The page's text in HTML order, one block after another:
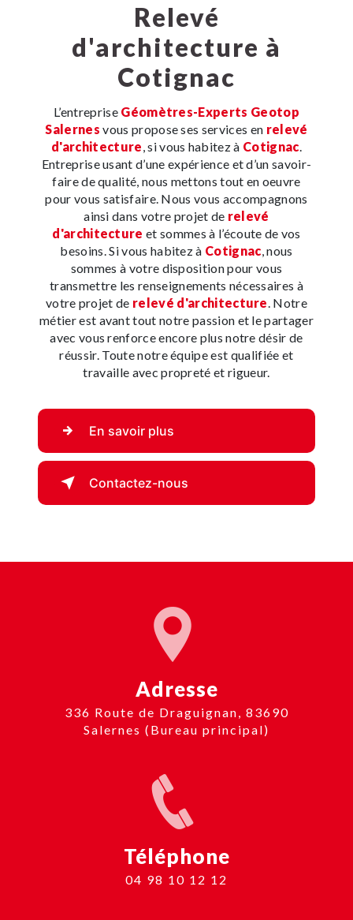
relevé
d'architecture à
Cotignac
L’entreprise Géomètres-Experts Geotop
Salernes vous propose ses services en relevé
d'architecture , si vous habitez à Cotignac
Entreprise usant d’une expérience et d’un savoir-
faire de qualité, nous mettons tout en oeuvre
pour vous satisfaire. Nous vous accompagnons
ainsi dans votre projet de relevé
d'architecture et sommes à l’écoute de vos
besoins. Si vous habitez à Cotignac , nous
sommes à votre disposition pour vous
transmettre les renseignements nécessaires à
votre projet de relevé d'architecture . Notre
métier est avant tout notre passion et le partager
avec vous renforce encore plus notre désir de
réussir. Toute notre équipe est qualifiée et
travaille avec propreté et rigueur.
En savoir plus
Contactez-nous
Adresse
336 Route de Draguignan, 83690
Salernes (Bureau principal)
Téléphone
04 98 10 12 12